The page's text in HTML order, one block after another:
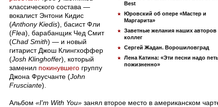
Best
Юровский об опере «Мастер и
Маргарита»
Заветные желания наших авторов
коллег
Сергей Жадан. Ворошиловград
Лена Катина: «Эти песни надо
пожизненно»
классического состава —
вокалист Энтони Кидис
(Anthony Kiedis), басист Фли
(Flea), барабанщик Чед Смит
(Chad Smith) — и новый
гитарист Джош Клингхоффер
(Josh Klinghoffer), который
заменил покинувшего группу
Джона Фрусчанте (John
Frusciante).
Альбом «I'm With You» занял второе место в американском